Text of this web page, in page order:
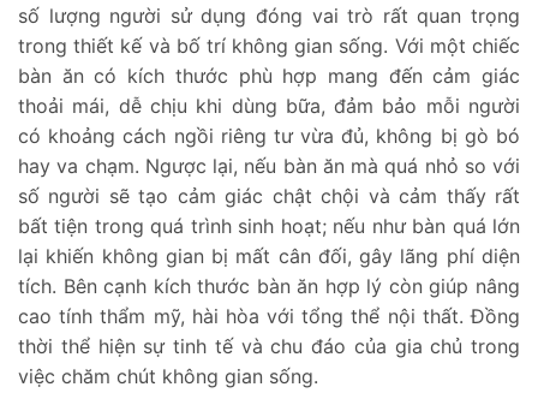
số lượng người sử dụng đóng vai trò rất quan trọng
trong thiết kế và bố trí không gian sống. Với một chiếc
bàn ăn có kích thước phù hợp mang đến cảm giác
thoải mái, dễ chịu khi dùng bữa, đảm bảo mỗi người
có khoảng cách ngồi riêng tư vừa đủ, không bị gò bó
hay va chạm. Ngược lại, nếu bàn ăn mà quá nhỏ so với
số người sẽ tạo cảm giác chật chội và cảm thấy rất
bất tiện trong quá trình sinh hoạt; nếu như bàn quá lớn
lại khiến không gian bị mất cân đối, gây lãng phí diện
tích. Bên cạnh kích thước bàn ăn hợp lý còn giúp nâng
cao tính thẩm mỹ, hài hòa với tổng thể nội thất. Đồng
thời thể hiện sự tinh tế và chu đáo của gia chủ trong
việc chăm chút không gian sống.